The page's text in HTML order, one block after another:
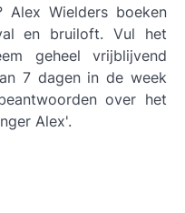
Alex Wielders boeken
en bruiloft. Vul het
geheel vrijblijvend
7 dagen in de week
over het
Alex'.